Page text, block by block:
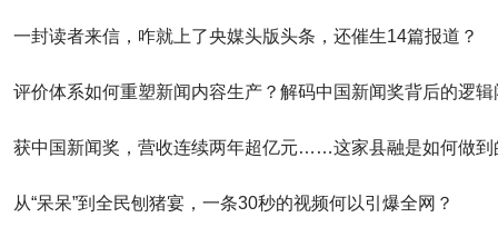
一封读者来信，咋就上了央媒头版头条，还催生14篇报道？
评价体系如何重塑新闻内容生产？解码中国新闻奖背后的逻辑
获中国新闻奖，营收连续两年超亿元……这家县融是如何做到
从“呆呆”到全民刨猪宴，一条30秒的视频何以引爆全网？